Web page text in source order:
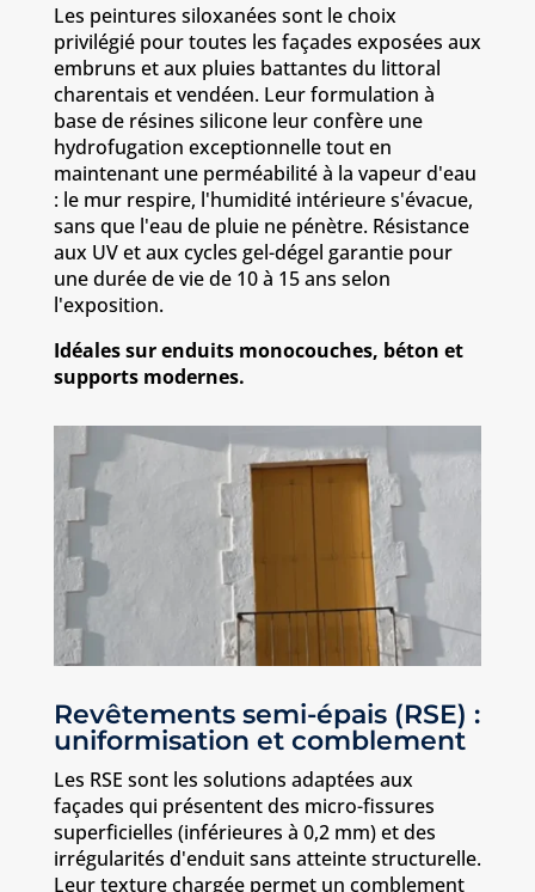
Les peintures siloxanées sont le choix
privilégié pour toutes les façades exposées aux
embruns et aux pluies battantes du littoral
charentais et vendéen. Leur formulation à
base de résines silicone leur confère une
hydrofugation exceptionnelle tout en
maintenant une perméabilité à la vapeur d'eau
: le mur respire, l'humidité intérieure s'évacue,
sans que l'eau de pluie ne pénètre. Résistance
aux UV et aux cycles gel-dégel garantie pour
une durée de vie de 10 à 15 ans selon
l'exposition.
Idéales sur enduits monocouches, béton et
supports modernes.
Revêtements semi-épais (RSE) :
uniformisation et comblement
Les RSE sont les solutions adaptées aux
façades qui présentent des micro-fissures
superficielles (inférieures à 0,2 mm) et des
irrégularités d'enduit sans atteinte structurelle.
Leur texture chargée permet un comblement